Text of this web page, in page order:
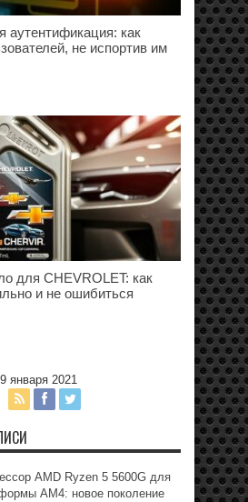
аутентификация: как
не испортив им
для CHEVROLET: как
и не ошибиться
января 2021
AMD Ryzen 5 5600G для
АМ4: новое поколение